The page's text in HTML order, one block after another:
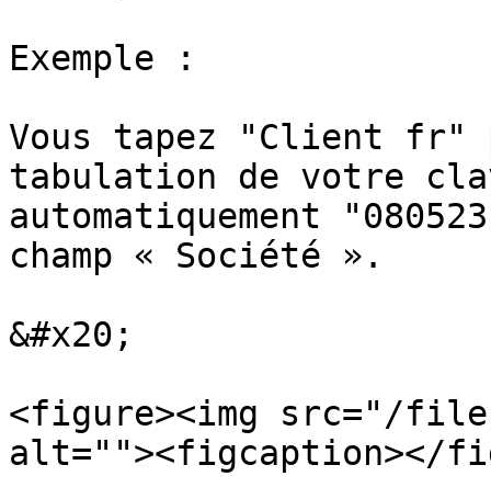
Exemple :
Vous tapez "Client fr"
tabulation de votre
automatiquement
champ « Société ».
&#x20;
<figure><img src="/files/
alt=""><figcaption></